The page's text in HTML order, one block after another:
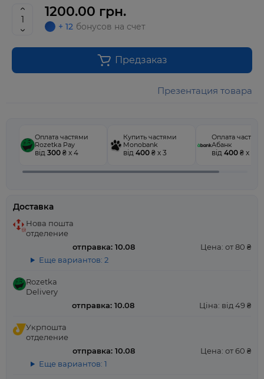
1200.00 грн.
+ 12 бонусов на счет
Предзаказ
Презентация товара
Оплата частями
Rozetka Pay
від 300 ₴ x 4
Купить частями
Monobank
від 400 ₴ x 3
Оплата
Абанк
від 400 ₴ x 3
Доставка
Нова пошта
отделение
отправка: 10.08
Цена: от 80 ₴
Еще вариантов: 2
Rozetka
Delivery
отправка: 10.08
Ціна: від 49 ₴
Укрпошта
отделение
отправка: 10.08
Цена: от 60 ₴
Еще вариантов: 1